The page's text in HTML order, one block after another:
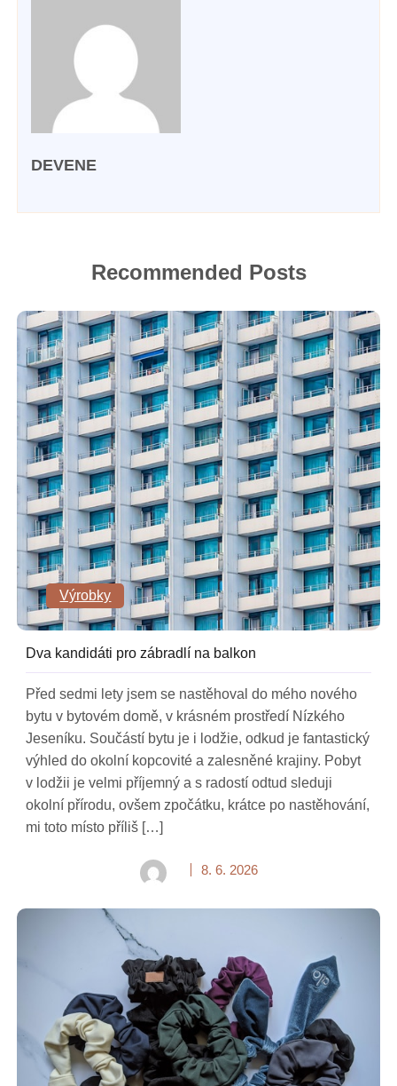
DEVENE
Recommended Posts
Výrobky
Dva kandidáti pro zábradlí na balkon
Před sedmi lety jsem se nastěhoval do mého nového
bytu v bytovém domě, v krásném prostředí Nízkého
Jeseníku. Součástí bytu je i lodžie, odkud je fantastický
výhled do okolní kopcovité a zalesněné krajiny. Pobyt
v lodžii je velmi příjemný a s radostí odtud sleduji
okolní přírodu, ovšem zpočátku, krátce po nastěhování,
mi toto místo příliš […]
8. 6. 2026